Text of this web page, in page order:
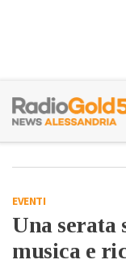
EVENTI
Una serata
musica e